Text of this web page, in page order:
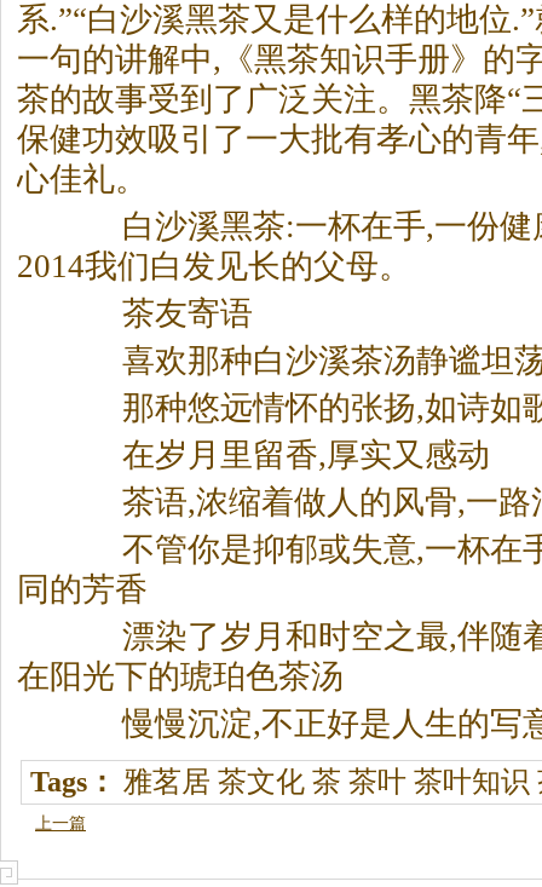
系.”“白沙溪黑茶又是什么样的地位
一句的讲解中,《黑茶知识手册》的
茶的故事受到了广泛关注。 黑茶降“
保健功效吸引了一大批有孝心的青
心佳礼。
白沙溪黑茶:一杯在手,一份
2014我们白发见长的父母。
茶友寄语
喜欢那种白沙溪茶汤静谧坦
那种悠远情怀的张扬,如诗如
在岁月里留香,厚实又感动
茶语,浓缩着做人的风骨,一路
不管你是抑郁或失意,一杯在
同的芳香
漂染了岁月和时空之最,伴随
在阳光下的琥珀色茶汤
慢慢沉淀,不正好是人生的写
Tags： 雅茗居 茶文化 茶 茶叶 茶叶知识
上一篇